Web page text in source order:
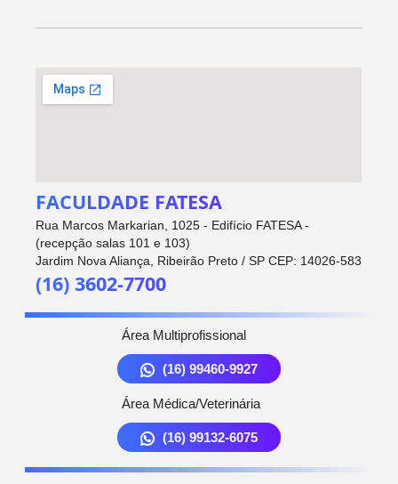
FACULDADE FATESA
Rua Marcos Markarian, 1025 - Edifício FATESA -
(recepção salas 101 e 103)
Jardim Nova Aliança, Ribeirão Preto / SP CEP: 14026-583
(16) 3602-7700
Área Multiprofissional
(16) 99460-9927
Área Médica/Veterinária
(16) 99132-6075